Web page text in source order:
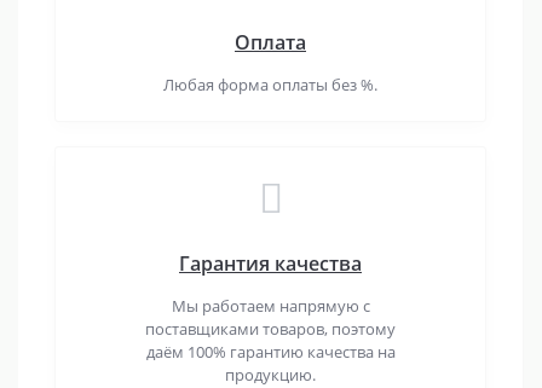
Оплата
Любая форма оплаты без %.
Гарантия качества
Мы работаем напрямую с
поставщиками товаров, поэтому
даём 100% гарантию качества на
продукцию.